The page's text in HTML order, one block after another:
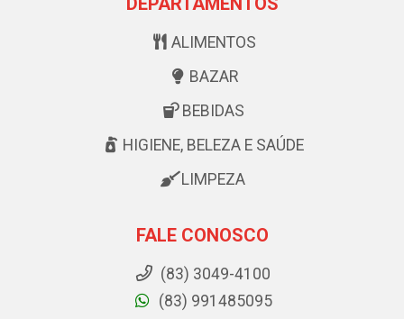
ALIMENTOS
BAZAR
BEBIDAS
HIGIENE, BELEZA E SAÚDE
LIMPEZA
FALE CONOSCO
(83) 3049-4100
(83) 991485095